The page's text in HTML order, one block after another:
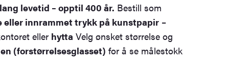
levetid – opptil 400 år. Bestill som
eller innrammet trykk på kunstpapir–
eller hytta Velg ønsket størrelse og
(forstørrelsesglasset) for å se målestokk